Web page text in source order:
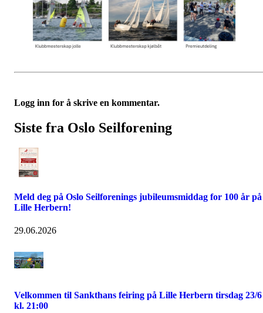
Logg inn for å skrive en kommentar.
Siste fra Oslo Seilforening
Meld deg på Oslo Seilforenings jubileumsmiddag for 100 år på
Lille Herbern!
29.06.2026
Velkommen til Sankthans feiring på Lille Herbern tirsdag 23/6
kl. 21:00